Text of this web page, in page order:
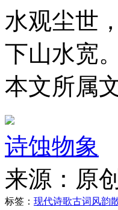
水观尘世
下山水宽。
本文所属
诗蚀物象
来源： 原创
标签： 现代诗歌古词风韵